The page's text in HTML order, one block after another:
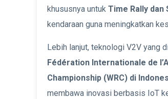
khususnya untuk Time Rally dan
kendaraan guna meningkatkan
Lebih lanjut, teknologi V2V yang
Fédération Internationale de
Championship (WRC) di
membawa inovasi berbasis IoT